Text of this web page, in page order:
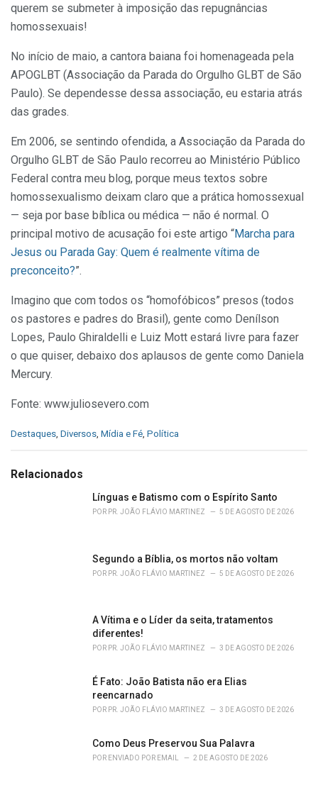
querem se submeter à imposição das repugnâncias
homossexuais!
No início de maio, a cantora baiana foi homenageada pela
APOGLBT (Associação da Parada do Orgulho GLBT de São
Paulo). Se dependesse dessa associação, eu estaria atrás
das grades.
Em 2006, se sentindo ofendida, a Associação da Parada do
Orgulho GLBT de São Paulo recorreu ao Ministério Público
Federal contra meu blog, porque meus textos sobre
homossexualismo deixam claro que a prática homossexual
— seja por base bíblica ou médica — não é normal. O
principal motivo de acusação foi este artigo “Marcha para
Jesus ou Parada Gay: Quem é realmente vítima de
preconceito?”.
Imagino que com todos os “homofóbicos” presos (todos
os pastores e padres do Brasil), gente como Denílson
Lopes, Paulo Ghiraldelli e Luiz Mott estará livre para fazer
o que quiser, debaixo dos aplausos de gente como Daniela
Mercury.
Fonte: www.juliosevero.com
C
e
Destaques Diversos Mídia e Fé Política
Relacionados
Línguas e Batismo com o Espírito Santo
POR PR. JOÃO FLÁVIO MARTINEZ 5 DE AGOSTO DE 2026
Segundo a Bíblia, os mortos não voltam
POR PR. JOÃO FLÁVIO MARTINEZ 5 DE AGOSTO DE 2026
A Vítima e o Líder da seita, tratamentos
diferentes!
POR PR. JOÃO FLÁVIO MARTINEZ 3 DE AGOSTO DE 2026
É Fato: João Batista não era Elias
reencarnado
POR PR. JOÃO FLÁVIO MARTINEZ 3 DE AGOSTO DE 2026
Como Deus Preservou Sua Palavra
POR ENVIADO POR EMAIL 2 DE AGOSTO DE 2026